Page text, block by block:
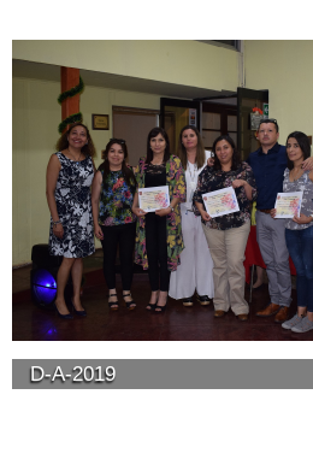
D-A-2019